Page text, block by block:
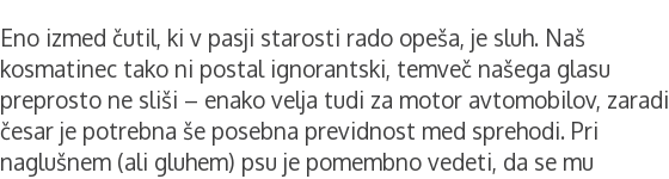
Eno izmed čutil, ki v pasji starosti rado opeša, je sluh. Naš
kosmatinec tako ni postal ignorantski, temveč našega glasu
preprosto ne sliši – enako velja tudi za motor avtomobilov, zaradi
česar je potrebna še posebna previdnost med sprehodi. Pri
naglušnem (ali gluhem) psu je pomembno vedeti, da se mu